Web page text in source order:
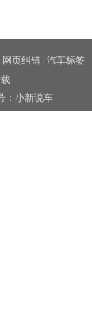
网页纠错
汽车标签
小新说车